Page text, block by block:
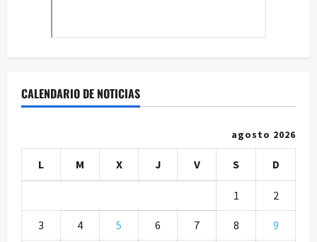
CALENDARIO DE NOTICIAS
agosto 2026
L M X J V S D
1 2
3 4 5 6 7 8 9